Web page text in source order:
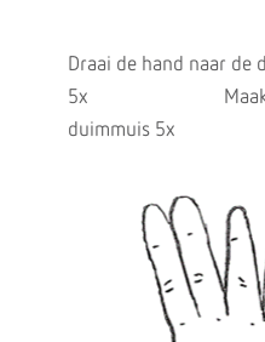
Draai de hand naar de
5x
duimmuis 5x